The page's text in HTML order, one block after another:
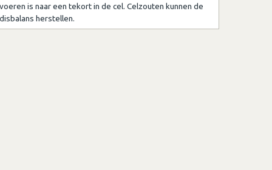
voeren is naar een tekort in de cel. Celzouten kunnen de
disbalans herstellen.